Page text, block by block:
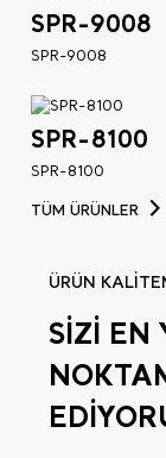
SPR-9008
SPR-9008
SPR-8100
SPR-8100
TÜM ÜRÜNLER
ÜRÜN
SİZİ EN